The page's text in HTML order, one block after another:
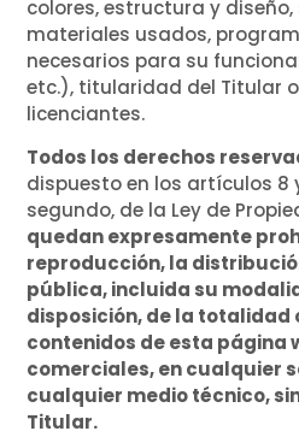
colores, estructura y diseño,
materiales usados,
necesarios para su
etc.), titularidad del Titular
licenciantes.
Todos los derechos
dispuesto en los artículos 8
segundo, de la Ley de
quedan expresamente
reproducción, la
pública, incluida su
disposición, de la totalidad
contenidos de esta página
comerciales, en cualquier
cualquier medio técnico,
Titular.